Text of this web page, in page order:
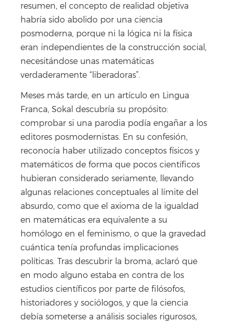
resumen, el concepto de realidad objetiva
habría sido abolido por una ciencia
posmoderna, porque ni la lógica ni la física
eran independientes de la construcción social,
necesitándose unas matemáticas
verdaderamente “liberadoras”.
Meses más tarde, en un artículo en Lingua
Franca, Sokal descubría su propósito:
comprobar si una parodia podía engañar a los
editores posmodernistas. En su confesión,
reconocía haber utilizado conceptos físicos y
matemáticos de forma que pocos científicos
hubieran considerado seriamente, llevando
algunas relaciones conceptuales al límite del
absurdo, como que el axioma de la igualdad
en matemáticas era equivalente a su
homólogo en el feminismo, o que la gravedad
cuántica tenía profundas implicaciones
políticas. Tras descubrir la broma, aclaró que
en modo alguno estaba en contra de los
estudios científicos por parte de filósofos,
historiadores y sociólogos, y que la ciencia
debía someterse a análisis sociales rigurosos,